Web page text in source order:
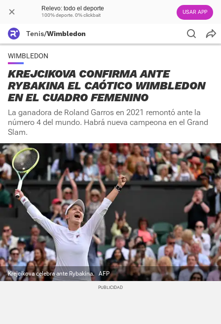
Relevo: todo el deporte
100% deporte. 0% clickbait USAR APP
Tenis/Wimbledon
WIMBLEDON
KREJCIKOVA CONFIRMA ANTE
RYBAKINA EL CAÓTICO WIMBLEDON
EN EL CUADRO FEMENINO
La ganadora de Roland Garros en 2021 remontó ante la
número 4 del mundo. Habrá nueva campeona en el Grand
Slam.
Krejcikova celebra ante Rybakina. AFP